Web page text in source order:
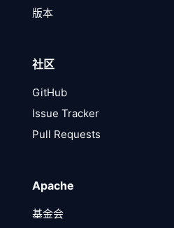
版本
社区
GitHub
Issue Tracker
Pull Requests
Apache
基金会